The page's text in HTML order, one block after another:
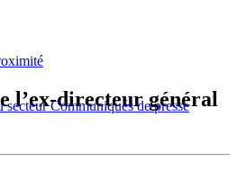
secteurCommuniqués de presse
l’ex-directeur général